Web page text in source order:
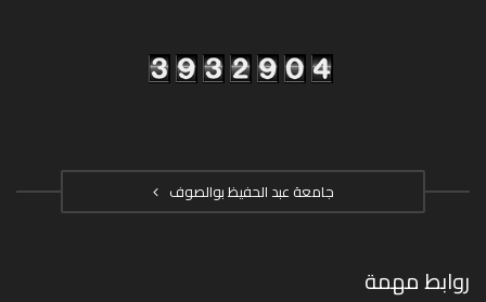
جامعة عبد الحفيظ بوالصوف
روابط مهمة